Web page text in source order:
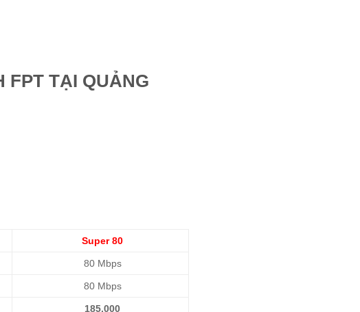
FPT TẠI QUẢNG
Super 80
80 Mbps
80 Mbps
185.000